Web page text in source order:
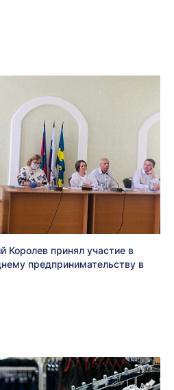
принял участие в
предпринимательству в